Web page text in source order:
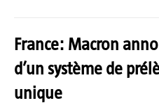
France: Macron
d’un système de
unique